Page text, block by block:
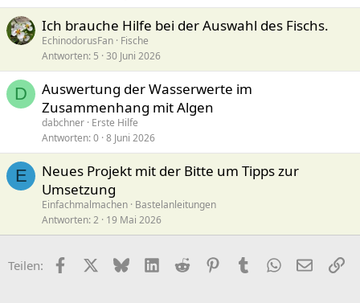
Ich brauche Hilfe bei der Auswahl des Fischs.
EchinodorusFan Fische
Antworten 5 30 Juni 2026
D
Auswertung der Wasserwerte im
Zusammenhang mit Algen
dabchner Erste Hilfe
Antworten 0 8 Juni 2026
E
Neues Projekt mit der Bitte um Tipps zur
Umsetzung
Einfachmalmachen Bastelanleitungen
Antworten 2 19 Mai 2026
Teilen: FacebookX (Twitter)
BlueskyLinkedIn
Reddit PinterestTumblr WhatsApp
E-Mail